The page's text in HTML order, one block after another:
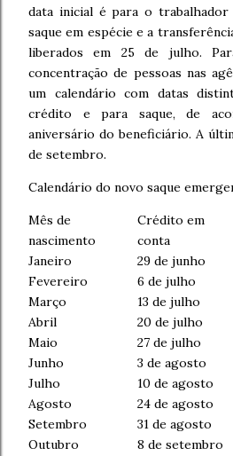
data inicial é para o trabalhador
saque em espécie e a
liberados em 25 de julho.
concentração de pessoas nas
um calendário com datas
crédito e para saque, de
aniversário do beneficiário. A
de setembro.
Calendário do novo saque
Mês de
nascimento
Crédito em
conta
Janeiro
29 de junho
Fevereiro
6 de julho
Março
13 de julho
Abril
20 de julho
Maio
27 de julho
Junho
3 de agosto
Julho
10 de agosto
Agosto
24 de agosto
Setembro
31 de agosto
Outubro
8 de setembro